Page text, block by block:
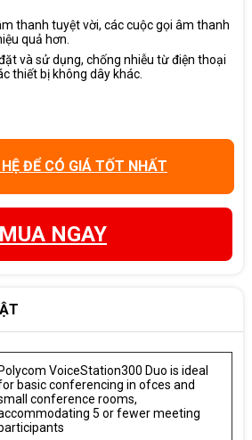
thanh tuyệt vời, các cuộc gọi âm thanh
quả hơn.
và sử dụng, chống nhiễu từ điện thoại
thiết bị không dây khác.
HỆ ĐỂ CÓ GIÁ TỐT NHẤT
MUA NGAY
Polycom VoiceStation300 Duo is ideal
basic conferencing in ofces and
conference rooms,
5 or fewer meeting